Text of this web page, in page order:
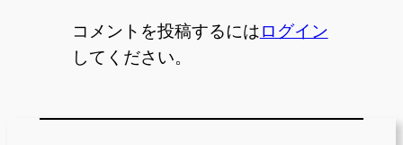
コメントを投稿するにはログイン
してください。